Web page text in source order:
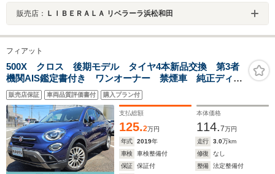
販売店： ＬＩＢＥＲＡＬＡ リベラーラ浜松和田
フィアット
500X クロス 後期モデル タイヤ4本新品交換 第3者
機関AIS鑑定書付き ワンオーナー 禁煙車 純正ディス
プレイオーディオ バックカメラ 前後ドライブレコー
ダー スマートキー×2個 ブラウンレザーシート シー
トヒーター
販売店保証 車両品質評価書付 購入プラン付
支払総額
125.2万円
本体価格
114.7万円
年式
2019年 走行 3.0万km
車検
車検整備付 修復
なし
保証
保証付 整備
法定整備付